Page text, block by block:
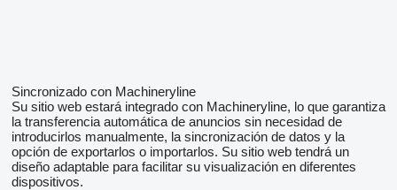
Sincronizado con Machineryline
Su sitio web estará integrado con Machineryline, lo que garantiza
la transferencia automática de anuncios sin necesidad de
introducirlos manualmente, la sincronización de datos y la
opción de exportarlos o importarlos. Su sitio web tendrá un
diseño adaptable para facilitar su visualización en diferentes
dispositivos.